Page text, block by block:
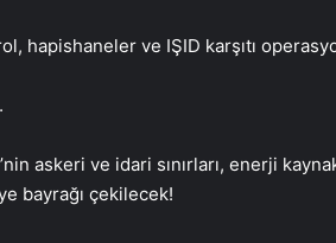
hapishaneler ve IŞID karşıtı
askeri ve idari sınırları, enerji
bayrağı çekilecek!